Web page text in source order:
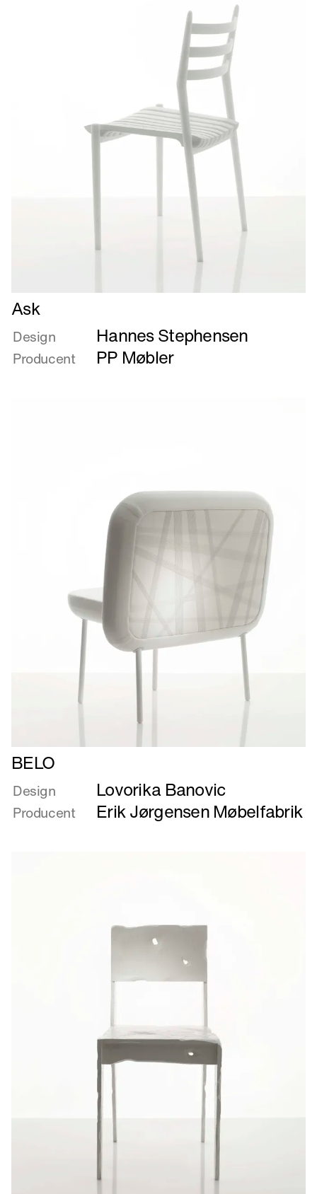
Læs
mere
om
Ask
Ask
Design Hannes Stephensen
Producent PP Møbler
Læs
mere
om
BELO
BELO
Design Lovorika Banovic
Producent Erik Jørgensen Møbelfabrik